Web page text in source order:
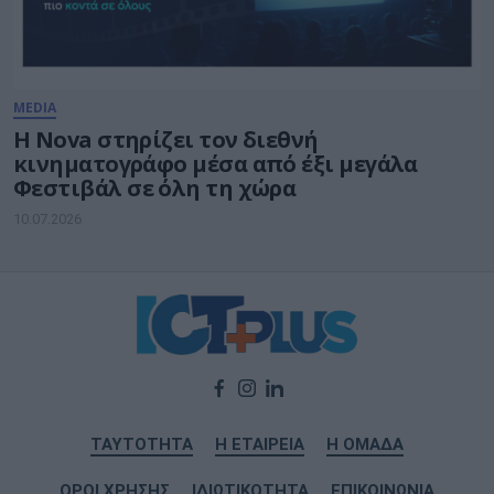
MEDIA
Η Nova στηρίζει τον διεθνή
κινηματογράφο μέσα από έξι μεγάλα
Φεστιβάλ σε όλη τη χώρα
10.07.2026
ΤΑΥΤΟΤΗΤΑ Η ΕΤΑΙΡΕΙΑ Η ΟΜΑΔΑ